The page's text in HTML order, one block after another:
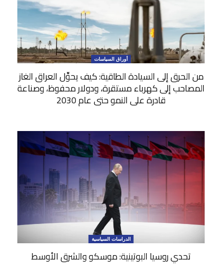
أوراق السياسات
من الحرق إلى السيادة الطاقية: كيف يحوِّل العراق الغاز
المصاحب إلى كهرباء مستقرة، ودولار محفوظ، وصناعة
قادرة على النمو حتى عام 2030
الدراسات السياسية
تحدي روسيا البوتينية: موسكو والشرق الأوسط